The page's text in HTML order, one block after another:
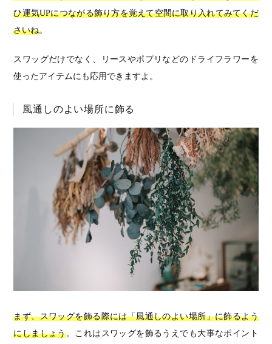
ひ運気UPにつながる飾り方を覚えて空間に取り入れてみてくだ
さいね。
スワッグだけでなく、リースやポプリなどのドライフラワーを
使ったアイテムにも応用できますよ。
風通しのよい場所に飾る
まず、スワッグを飾る際には「風通しのよい場所」に飾るよう
にしましょう。これはスワッグを飾るうえでも大事なポイント